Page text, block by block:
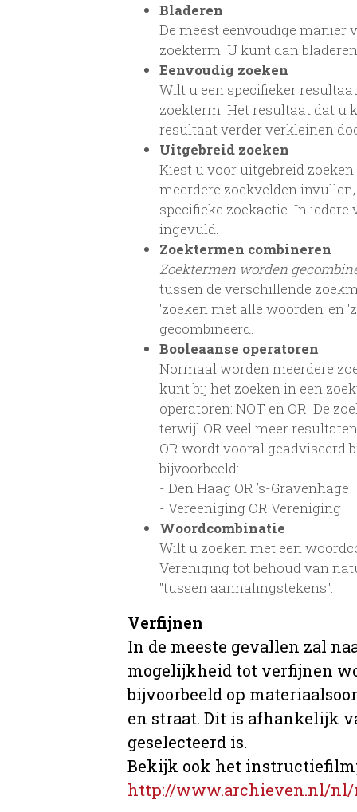
Bladeren
De meest eenvoudige manier
zoekterm. U kunt dan
Eenvoudig zoeken
Wilt u een specifieker
zoekterm. Het resultaat dat u
resultaat verder verkleinen
Uitgebreid zoeken
Kiest u voor uitgebreid
meerdere zoekvelden
specifieke zoekactie. In
ingevuld.
Zoektermen combineren
Zoektermen worden
tussen de verschillende
'zoeken met alle woorden' en
gecombineerd.
Booleaanse operatoren
Normaal worden meerdere
kunt bij het zoeken in een
operatoren: NOT en OR. De
terwijl OR veel meer
OR wordt vooral geadviseerd
bijvoorbeeld:
- Den Haag OR ’s-Gravenhage
- Vereeniging OR Vereniging
Woordcombinatie
Wilt u zoeken met een
Vereniging tot behoud van
"tussen aanhalingstekens".
Verfijnen
In de meeste gevallen zal
mogelijkheid tot verfijnen
bijvoorbeeld op
en straat. Dit is afhankelijk
geselecteerd is.
Bekijk ook het
http://www.archieven.nl/nl/